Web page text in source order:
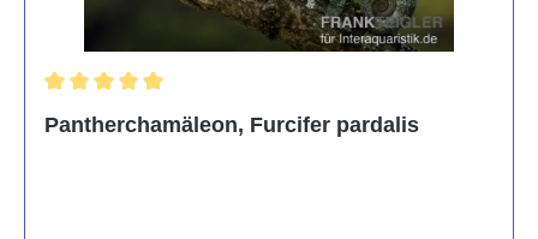
Pantherchamäleon, Furcifer pardalis